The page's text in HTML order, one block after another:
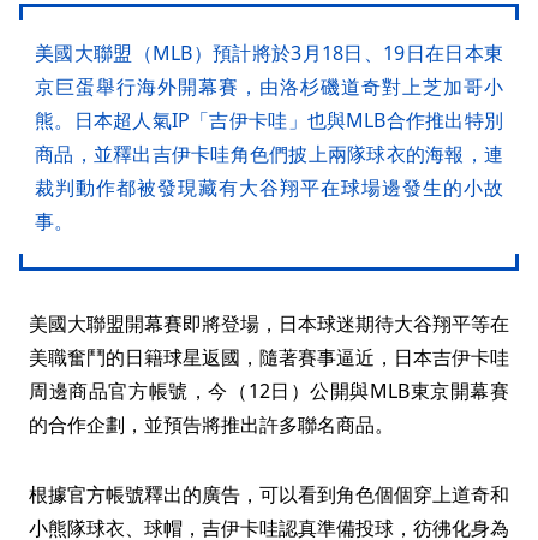
美國大聯盟（MLB）預計將於3月18日、19日在日本東
京巨蛋舉行海外開幕賽，由洛杉磯道奇對上芝加哥小
熊。日本超人氣IP「吉伊卡哇」也與MLB合作推出特別
商品，並釋出吉伊卡哇角色們披上兩隊球衣的海報，連
裁判動作都被發現藏有大谷翔平在球場邊發生的小故
事。
美國大聯盟開幕賽即將登場，日本球迷期待大谷翔平等在
美職奮鬥的日籍球星返國，隨著賽事逼近，日本吉伊卡哇
周邊商品官方帳號，今（12日）公開與MLB東京開幕賽
的合作企劃，並預告將推出許多聯名商品。
根據官方帳號釋出的廣告，可以看到角色個個穿上道奇和
小熊隊球衣、球帽，吉伊卡哇認真準備投球，彷彿化身為